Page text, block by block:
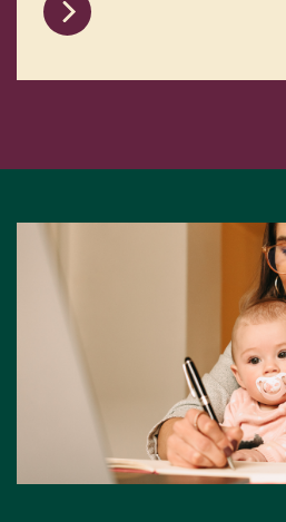
Van bruto naar netto: